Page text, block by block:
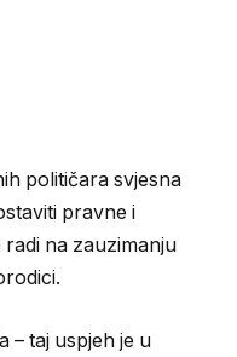
političara svjesna
pravne i
na zauzimanju
– taj uspjeh je u